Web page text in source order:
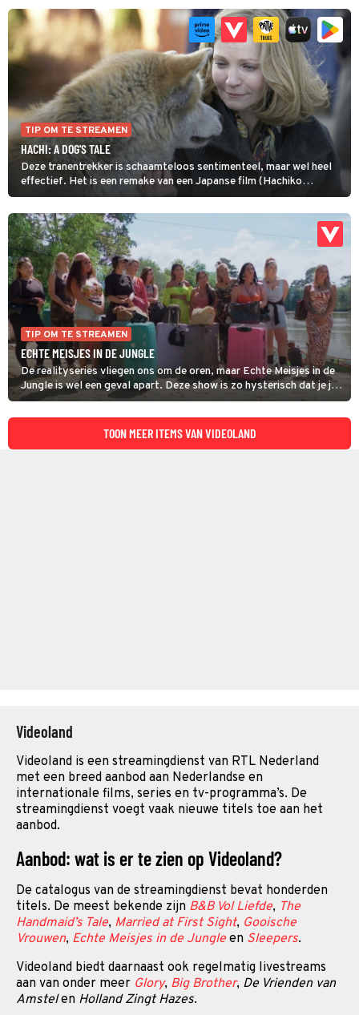
En The Holiday heeft meer te bieden. Twee prachtige locaties,
mooie mensen, een geinig subplot over oude films en Jack Black
voor de grappen. Prima kerstfilm!
TIP OM TE STREAMEN
HACHI: A DOG'S TALE
Deze tranentrekker is schaamteloos sentimenteel, maar wel heel
effectief. Het is een remake van een Japanse film (Hachiko
Monogatari), die weer is gebaseerd op een waargebeurd verhaal.
Voor deze versie goot regisseur Lasse Halström alles in een
Amerikaanse mal en hij castte de sterren Richard Gere en Joan
Allen in de hoofdrollen. De trouwe hond waarop het verhaal is
gebaseerd heeft een heldenstatus in Japan en kreeg er zelfs een
standbeeld.
TIP OM TE STREAMEN
ECHTE MEISJES IN DE JUNGLE
De realityseries vliegen ons om de oren, maar Echte Meisjes in de
Jungle is wel een geval apart. Deze show is zo hysterisch dat je je
eigen leven behoorlijk saai gaat vinden. Of juist opgelucht
ademhaalt omdat je dramaloos door het leven gaat. En dat
allemaal dankzij spraakmakende realitysterren die er alles aan
TOON MEER ITEMS VAN VIDEOLAND
Videoland
Videoland is een streamingdienst van RTL Nederland
met een breed aanbod aan Nederlandse en
internationale films, series en tv-programma’s. De
streamingdienst voegt vaak nieuwe titels toe aan het
aanbod.
Aanbod: wat is er te zien op Videoland?
De catalogus van de streamingdienst bevat honderden
titels. De meest bekende zijn B&B Vol Liefde, The
Handmaid’s Tale, Married at First Sight, Gooische
Vrouwen, Echte Meisjes in de Jungleen Sleepers.
Videoland biedt daarnaast ook regelmatig livestreams
aan van onder meer Glory, Big Brother, De Vrienden van
Amstelen Holland Zingt Hazes.